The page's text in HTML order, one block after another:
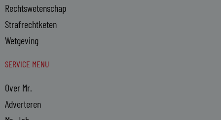
Rechtswetenschap
Strafrechtketen
Wetgeving
SERVICE MENU
Over Mr.
Adverteren